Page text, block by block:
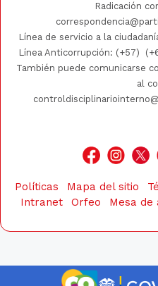
Radicación
Línea de servicio a la
Línea Anticorrupción: (+57)
También puede comunicarse
al
Políticas Mapa del sitio
Intranet
Orfeo Mesa de